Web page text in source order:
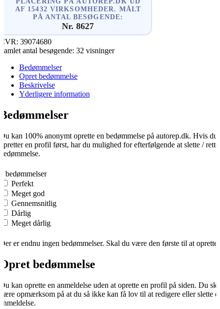
AF 15432 VIRKSOMHEDER. MÅLT
PÅ ANTAL BESØGENDE:
Nr. 8627
39074680
antal besøgende: 32 visninger
Bedømmelser
Opret bedømmelse
Beskrivelse
Yderligere information
kan 100% anonymt oprette en bedømmelse på autorep.dk. Hvis du
en profil først, har du mulighed for efterfølgende at slette /
bedømmelser
Perfekt
Meget god
Gennemsnitlig
Dårlig
Meget dårlig
er endnu ingen bedømmelser. Skal du være den første til at oprette
bedømmelse
kan oprette en anmeldelse uden at oprette en profil på siden. Du
opmærksom på at du så ikke kan få lov til at redigere eller slette